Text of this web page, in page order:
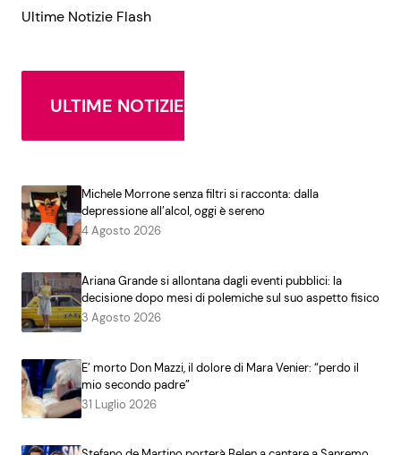
Ultime Notizie Flash
ULTIME NOTIZIE
Michele Morrone senza filtri si racconta: dalla
depressione all’alcol, oggi è sereno
4 Agosto 2026
Ariana Grande si allontana dagli eventi pubblici: la
decisione dopo mesi di polemiche sul suo aspetto fisico
3 Agosto 2026
E’ morto Don Mazzi, il dolore di Mara Venier: “perdo il
mio secondo padre”
31 Luglio 2026